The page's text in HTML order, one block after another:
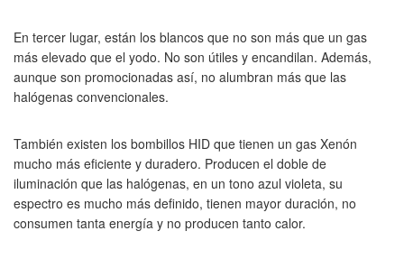
En tercer lugar, están los blancos que no son más que un gas
más elevado que el yodo. No son útiles y encandilan. Además,
aunque son promocionadas así, no alumbran más que las
halógenas convencionales.
También existen los bombillos HID que tienen un gas Xenón
mucho más eficiente y duradero. Producen el doble de
iluminación que las halógenas, en un tono azul violeta, su
espectro es mucho más definido, tienen mayor duración, no
consumen tanta energía y no producen tanto calor.